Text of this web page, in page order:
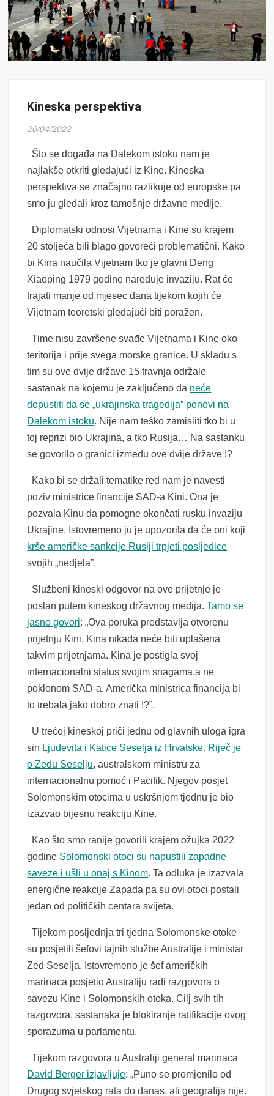
Kineska perspektiva
20/04/2022
Što se događa na Dalekom istoku nam je
najlakše otkriti gledajući iz Kine. Kineska
perspektiva se značajno razlikuje od europske pa
smo ju gledali kroz tamošnje državne medije.
Diplomatski odnosi Vijetnama i Kine su krajem
20 stoljeća bili blago govoreći problematični. Kako
bi Kina naučila Vijetnam tko je glavni Deng
Xiaoping 1979 godine naređuje invaziju. Rat će
trajati manje od mjesec dana tijekom kojih će
Vijetnam teoretski gledajući biti poražen.
Time nisu završene svađe Vijetnama i Kine oko
teritorija i prije svega morske granice. U skladu s
tim su ove dvije države 15 travnja održale
sastanak na kojemu je zaključeno da neće
dopustiti da se „ukrajinska tragedija” ponovi na
Dalekom istoku. Nije nam teško zamisliti tko bi u
toj reprizi bio Ukrajina, a tko Rusija… Na sastanku
se govorilo o granici između ove dvije države !?
Kako bi se držali tematike red nam je navesti
poziv ministrice financije SAD-a Kini. Ona je
pozvala Kinu da pomogne okončati rusku invaziju
Ukrajine. Istovremeno ju je upozorila da će oni koji
krše američke sankcije Rusiji trpjeti posljedice
svojih „nedjela”.
Službeni kineski odgovor na ove prijetnje je
poslan putem kineskog državnog medija.Tamo se
jasno govori: „Ova poruka predstavlja otvorenu
prijetnju Kini. Kina nikada neće biti uplašena
takvim prijetnjama. Kina je postigla svoj
internacionalni status svojim snagama,a ne
poklonom SAD-a. Američka ministrica financija bi
to trebala jako dobro znati !?”.
U trećoj kineskoj priči jednu od glavnih uloga igra
sin Ljudevita i Katice Seselja iz Hrvatske. Riječ je
o Zedu Seselju, australskom ministru za
internacionalnu pomoć i Pacifik. Njegov posjet
Solomonskim otocima u uskršnjom tjednu je bio
izazvao bijesnu reakciju Kine.
Kao što smo ranije govorili krajem ožujka 2022
godine Solomonski otoci su napustili zapadne
saveze i ušli u onaj s Kinom. Ta odluka je izazvala
energične reakcije Zapada pa su ovi otoci postali
jedan od političkih centara svijeta.
Tijekom posljednja tri tjedna Solomonske otoke
su posjetili šefovi tajnih službe Australije i ministar
Zed Seselja. Istovremeno je šef američkih
marinaca posjetio Australiju radi razgovora o
savezu Kine i Solomonskih otoka. Cilj svih tih
razgovora, sastanaka je blokiranje ratifikacije ovog
sporazuma u parlamentu.
Tijekom razgovora u Australiji general marinaca
David Berger izjavljuje: „Puno se promjenilo od
Drugog svjetskog rata do danas, ali geografija nije.